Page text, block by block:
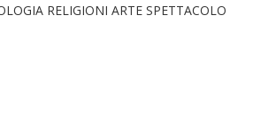
RELIGIONI ARTE SPETTACOLO